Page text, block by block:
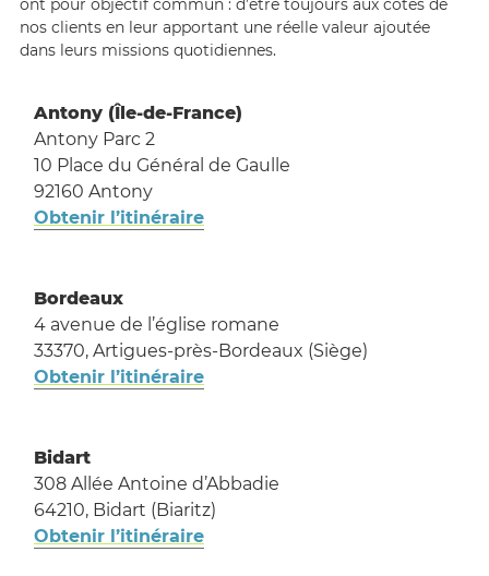
ont pour objectif commun : d’être toujours aux côtés de
nos clients en leur apportant une réelle valeur ajoutée
dans leurs missions quotidiennes.
Antony (Île-de-France)
Antony Parc 2
10 Place du Général de Gaulle
92160 Antony
Obtenir l’itinéraire
Bordeaux
4 avenue de l’église romane
33370, Artigues-près-Bordeaux (Siège)
Obtenir l’itinéraire
Bidart
308 Allée Antoine d’Abbadie
64210, Bidart (Biaritz)
Obtenir l’itinéraire